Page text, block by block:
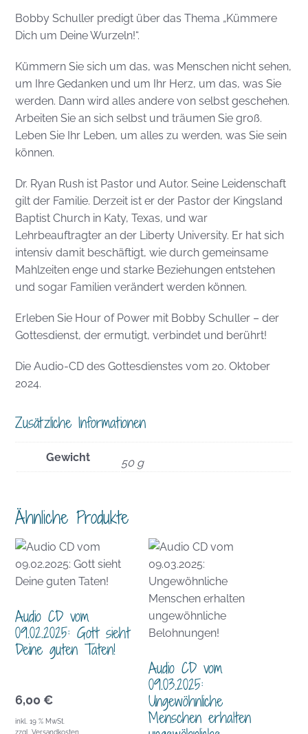
Bobby Schuller predigt über das Thema „Kümmere
Dich um Deine Wurzeln!“.
Kümmern Sie sich um das, was Menschen nicht sehen,
um Ihre Gedanken und um Ihr Herz, um das, was Sie
werden. Dann wird alles andere von selbst geschehen.
Arbeiten Sie an sich selbst und träumen Sie groß.
Leben Sie Ihr Leben, um alles zu werden, was Sie sein
können.
Dr. Ryan Rush ist Pastor und Autor. Seine Leidenschaft
gilt der Familie. Derzeit ist er der Pastor der Kingsland
Baptist Church in Katy, Texas, und war
Lehrbeauftragter an der Liberty University. Er hat sich
intensiv damit beschäftigt, wie durch gemeinsame
Mahlzeiten enge und starke Beziehungen entstehen
und sogar Familien verändert werden können.
Erleben Sie Hour of Power mit Bobby Schuller – der
Gottesdienst, der ermutigt, verbindet und berührt!
Die Audio-CD des Gottesdienstes vom 20. Oktober
2024.
Zusätzliche Informationen
Gewicht 50 g
Ähnliche Produkte
Audio CD vom
09.02.2025: Gott sieht
Deine guten Taten!
6,00 €
inkl. 19 % MwSt.
zzgl.Versandkosten
Audio CD vom
09.03.2025:
Ungewöhnliche
Menschen erhalten